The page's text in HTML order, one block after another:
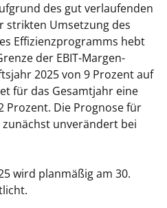
des gut verlaufenden
strikten Umsetzung des
Effizienzprogramms hebt
der EBIT-Margen-
2025 von 9 Prozent auf
für das Gesamtjahr eine
Prozent. Die Prognose für
unverändert bei
wird planmäßig am 30.